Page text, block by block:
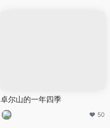
卓尔山的一年四季
50